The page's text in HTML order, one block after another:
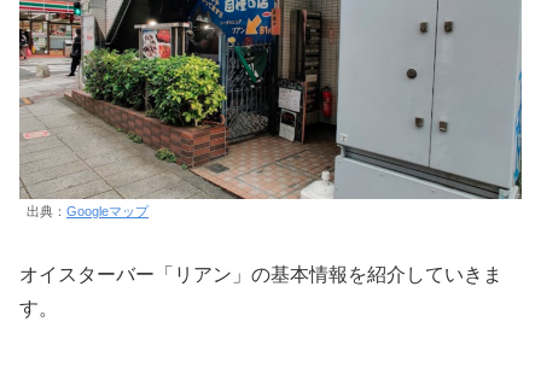
出典： Googleマップ
オイスターバー「リアン」の基本情報を紹介していきま
す。